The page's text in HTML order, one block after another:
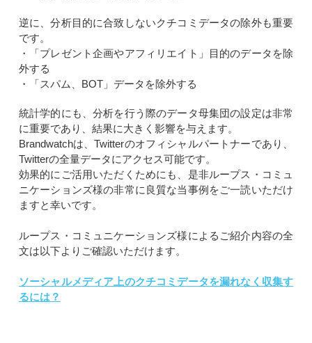
逆に、分析目的に合致しないクチコミデータの除外も重要
です。
・「プレゼント企画やアフィリエイト」目的のデータを除
外する
・「スパム、BOT」データを除外する
統計学的にも、分析を行う際のデータ母集団の設定は非常
に重要であり、結果に大きく影響を与えます。
Brandwatchは、Twitterのオフィシャルパートナーであり、
Twitterの全量データにアクセス可能です。
効果的にご活用いただくためにも、是非ループス・コミュ
ニケーションズ様の非常に良質な当事例をご一読いただけ
ますと幸いです。
ループス・コミュニケーションズ様によるご紹介内容の全
文は以下よりご確認いただけます。
ソーシャルメディア上のクチコミデータを漏れなく収集す
るには？